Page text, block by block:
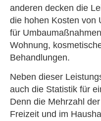
anderen decken die
die hohen Kosten von
für
Wohnung,
Behandlungen.
Neben dieser
auch die Statistik für
Denn die Mehrzahl
Freizeit und im